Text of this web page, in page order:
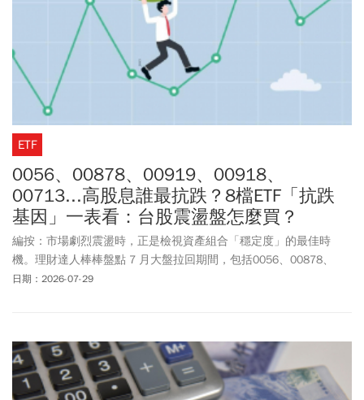
ETF
0056、00878、00919、00918、
00713...高股息誰最抗跌？8檔ETF「抗跌
基因」一表看：台股震盪盤怎麼買？
編按：市場劇烈震盪時，正是檢視資產組合「穩定度」的最佳時
機。理財達人棒棒盤點 7 月大盤拉回期間，包括0056、00878、
00919、00918...等 8 檔熱門高股息 ETF 與市值型 0050 的績效表
日期：2026-07-29